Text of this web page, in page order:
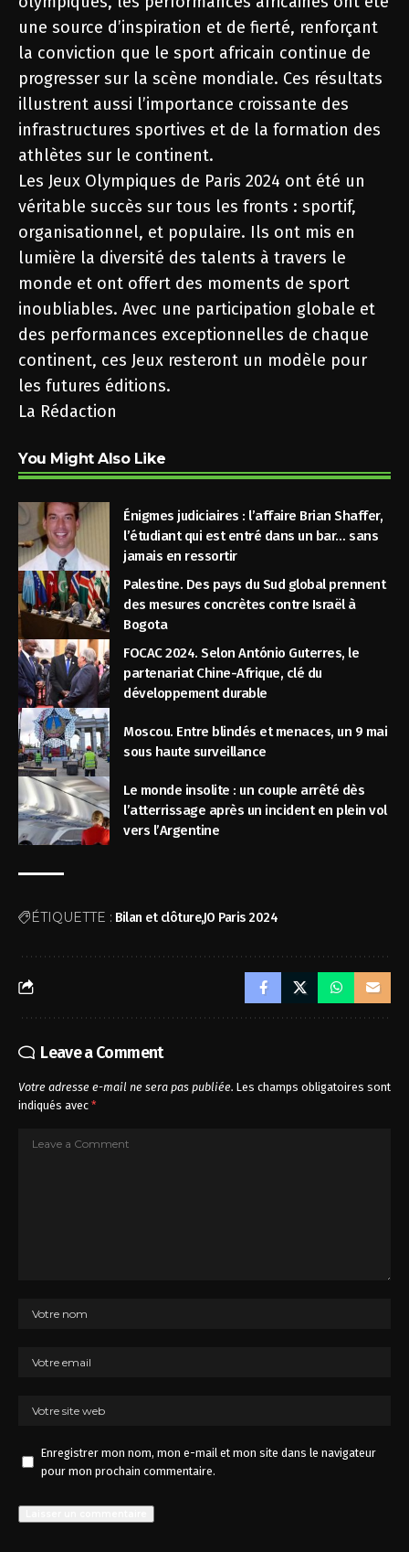
une source d’inspiration et de fierté, renforçant
la conviction que le sport africain continue de
progresser sur la scène mondiale. Ces résultats
illustrent aussi l’importance croissante des
infrastructures sportives et de la formation des
athlètes sur le continent.
Les Jeux Olympiques de Paris 2024 ont été un
véritable succès sur tous les fronts : sportif,
organisationnel, et populaire. Ils ont mis en
lumière la diversité des talents à travers le
monde et ont offert des moments de sport
inoubliables. Avec une participation globale et
des performances exceptionnelles de chaque
continent, ces Jeux resteront un modèle pour
les futures éditions.
La Rédaction
You Might Also Like
Énigmes judiciaires : l’affaire Brian Shaffer,
l’étudiant qui est entré dans un bar… sans
jamais en ressortir
Palestine. Des pays du Sud global prennent
des mesures concrètes contre Israël à
Bogota
FOCAC 2024. Selon António Guterres, le
partenariat Chine-Afrique, clé du
développement durable
Moscou. Entre blindés et menaces, un 9 mai
sous haute surveillance
Le monde insolite : un couple arrêté dès
l’atterrissage après un incident en plein vol
vers l’Argentine
ÉTIQUETTE : Bilan et clôtureJO Paris 2024
Leave a Comment
Votre adresse e-mail ne sera pas publiée. Les champs obligatoires sont
indiqués avec *
Enregistrer mon nom, mon e-mail et mon site dans le navigateur
pour mon prochain commentaire.